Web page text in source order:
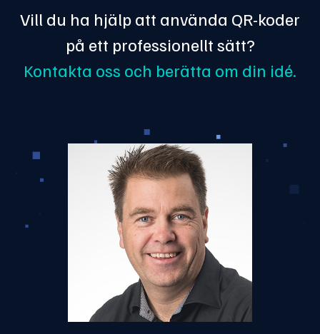
Vill du ha hjälp att använda QR-koder
på ett professionellt sätt?
Kontakta oss och berätta om din idé.